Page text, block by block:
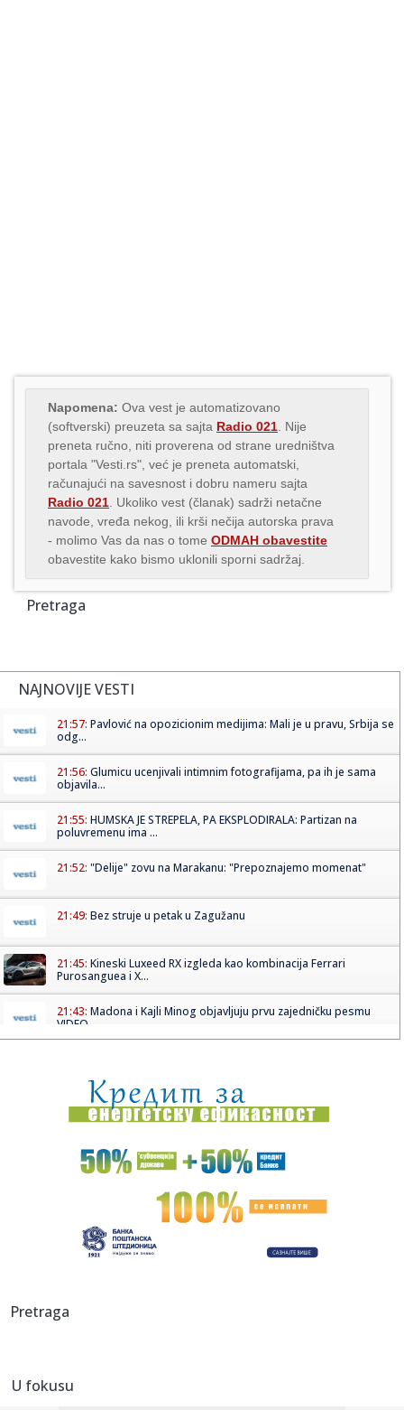
Napomena: Ova vest je automatizovano
(softverski) preuzeta sa sajta Radio 021 . Nije
preneta ručno, niti proverena od strane uredništva
portala "Vesti.rs", već je preneta automatski,
računajući na savesnost i dobru nameru sajta
Radio 021 . Ukoliko vest (članak) sadrži netačne
navode, vređa nekog, ili krši nečija autorska prava
- molimo Vas da nas o tome ODMAH obavestite
obavestite kako bismo uklonili sporni sadržaj.
Pretraga
NAJNOVIJE VESTI
21:57: Pavlović na opozicionim medijima: Mali je u pravu, Srbija se
odg...
21:56: Glumicu ucenjivali intimnim fotografijama, pa ih je sama
objavila...
21:55: HUMSKA JE STREPELA, PA EKSPLODIRALA: Partizan na
poluvremenu ima ...
21:52: "Delije" zovu na Marakanu: "Prepoznajemo momenat"
21:49: Bez struje u petak u Zagužanu
21:45: Kineski Luxeed RX izgleda kao kombinacija Ferrari
Purosanguea i X...
21:43: Madona i Kajli Minog objavljuju prvu zajedničku pesmu
VIDEO
21:41:VIDEO: Novosadski vatrogasci upućeni na ispomoć u
gašenju po...
21:41:Knežević: "Da nije bilo Srbije i Vučića nikada ne bi pobedili...
Beograd spreman za rat bez rukavica – stižu svetski
21:40:Rijana snima novi album: ASAP Roki otkrio detalje
(FOTO)
21:36:
Pretraga
U fokusu